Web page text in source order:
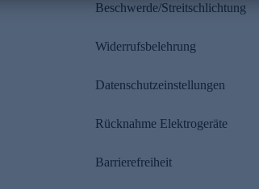
Beschwerde/Streitschlichtung
Widerrufsbelehrung
Datenschutzeinstellungen
Rücknahme Elektrogeräte
Barrierefreiheit